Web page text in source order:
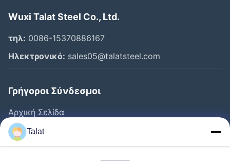
Wuxi Talat Steel Co., Ltd.
τηλ: 0086-15370886167
Ηλεκτρονικό: sales05@talatsteel.com
Γρήγοροι Σύνδεσμοι
Αρχική Σελίδα
Προϊόντα
Σχετικά Με Εμάς
Talat